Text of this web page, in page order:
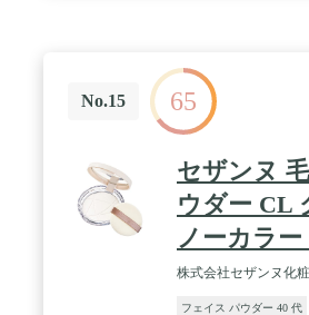
No.15 65
セザンヌ
ウダー CL
ノーカラ
株式会社セザンヌ化粧
フェイス パウダー 40 代